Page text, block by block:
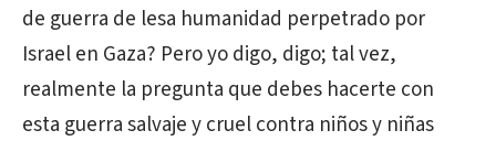
de guerra de lesa humanidad perpetrado por
Israel en Gaza? Pero yo digo, digo; tal vez,
realmente la pregunta que debes hacerte con
esta guerra salvaje y cruel contra niños y niñas